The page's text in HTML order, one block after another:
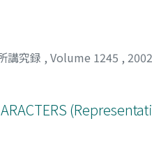
講究録 , Volume 1245 , 2002